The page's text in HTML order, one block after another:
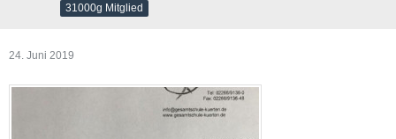
31000g Mitglied
24. Juni 2019